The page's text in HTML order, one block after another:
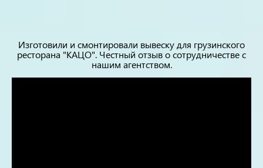
Изготовили и смонтировали вывеску для грузинского
ресторана "КАЦО". Честный отзыв о сотрудничестве с
нашим агентством.